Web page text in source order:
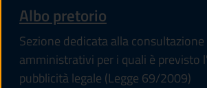
Albo pretorio
Sezione dedicata alla
amministrativi per i quali è previsto
pubblicità legale (Legge 69/2009)